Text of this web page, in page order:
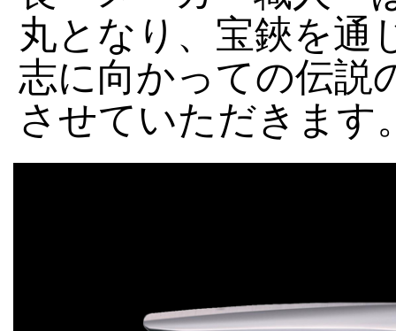
丸となり、宝鋏を通
志に向かっての伝説
させていただきます